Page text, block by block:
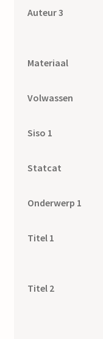
Auteur 3
Materiaal
Volwassen
Siso 1
Statcat
Onderwerp 1
Titel 1
Titel 2